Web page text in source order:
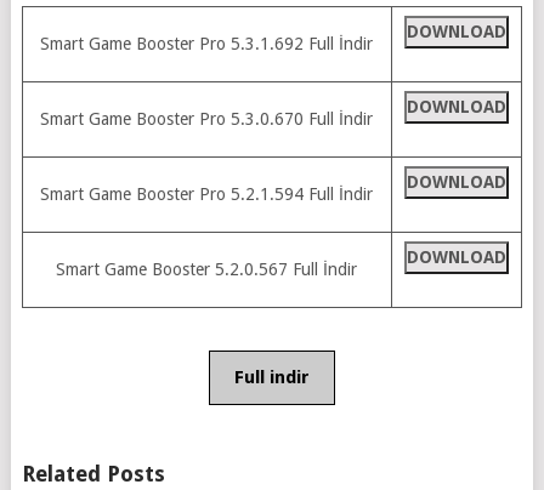
Smart Game Booster Pro 5.3.1.692 Full İndir
DOWNLOAD
Smart Game Booster Pro 5.3.0.670 Full İndir
DOWNLOAD
Smart Game Booster Pro 5.2.1.594 Full İndir
DOWNLOAD
Smart Game Booster 5.2.0.567 Full İndir
DOWNLOAD
Full indir
Related Posts